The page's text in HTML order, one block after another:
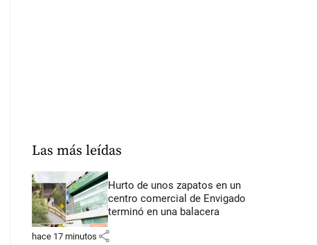
Las más leídas
Hurto de unos zapatos en un
centro comercial de Envigado
terminó en una balacera
hace 17 minutos share